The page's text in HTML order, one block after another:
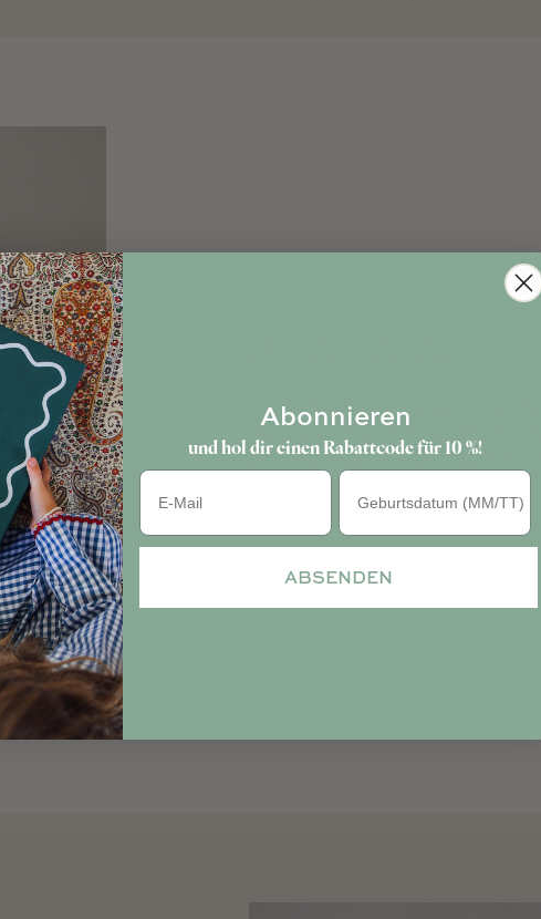
Tauchen Sie ein in die Welt der
unseren exklusiven Sets. Jedes Set ist
Bio-Stoffen gefertigt und wurde
nur höchste Qualität zu gewährleisten,
harmonisches und bezauberndes
sowohl als Geschenk als auch für den
Abonnieren
und hol dir einen Rabattcode für 10 %!
Geburtstag
ABSENDEN